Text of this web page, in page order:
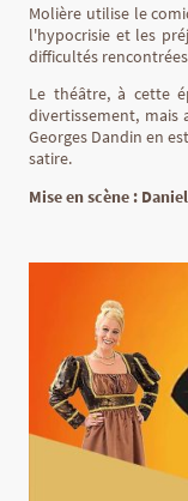
Molière utilise le
l'hypocrisie et les
difficultés
Le théâtre, à cette
divertissement, mais
Georges Dandin en
satire.
Mise en scène :